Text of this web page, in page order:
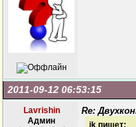
2011-09-12 06:53:15
Lavrishin
Админ
Re:
jk пишет: